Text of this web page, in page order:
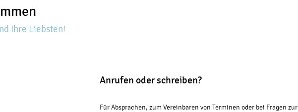
Ihre Liebsten!
Anrufen oder schreiben?
Für Absprachen, zum Vereinbaren von Terminen oder bei Fragen zur